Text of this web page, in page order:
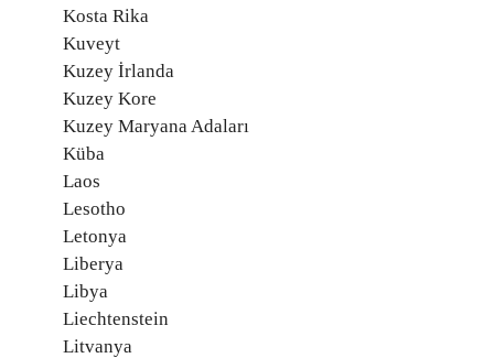
Kosta Rika
Kuveyt
Kuzey İrlanda
Kuzey Kore
Kuzey Maryana Adaları
Küba
Laos
Lesotho
Letonya
Liberya
Libya
Liechtenstein
Litvanya